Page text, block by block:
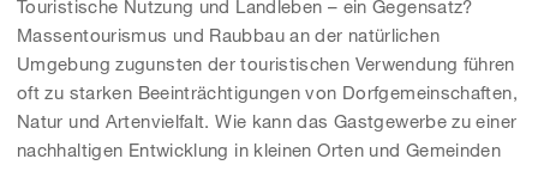
Touristische Nutzung und Landleben – ein Gegensatz?
Massentourismus und Raubbau an der natürlichen
Umgebung zugunsten der touristischen Verwendung führen
oft zu starken Beeinträchtigungen von Dorfgemeinschaften,
Natur und Artenvielfalt. Wie kann das Gastgewerbe zu einer
nachhaltigen Entwicklung in kleinen Orten und Gemeinden